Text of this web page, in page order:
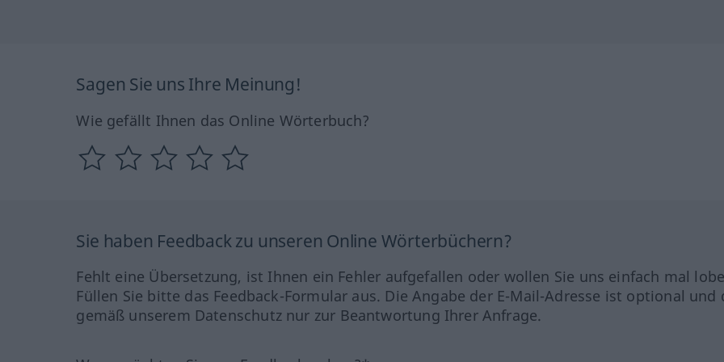
Sagen Sie uns Ihre Meinung!
Wie gefällt Ihnen das Online Wörterbuch?
Sie haben Feedback zu unseren Online Wörterbüchern?
Fehlt eine Übersetzung, ist Ihnen ein Fehler aufgefallen oder wollen Sie uns einfach mal
Füllen Sie bitte das Feedback-Formular aus. Die Angabe der E-Mail-Adresse ist optional und
gemäß unserem Datenschutz nur zur Beantwortung Ihrer Anfrage.